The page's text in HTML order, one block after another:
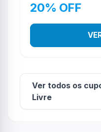
20% OFF
Ver todos os
Livre